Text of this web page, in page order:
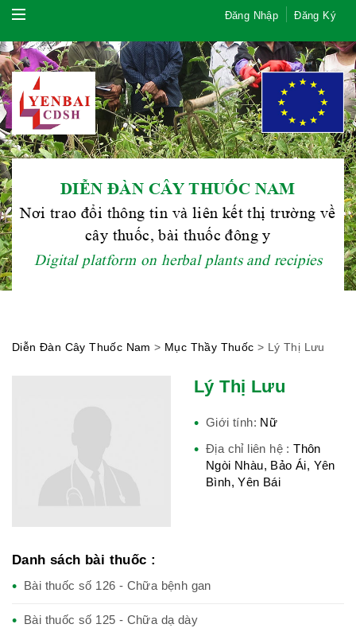
Đăng Nhập Đăng Ký
DIỄN ĐÀN CÂY THUỐC NAM
Nơi trao đổi thông tin và liên kết thị trường về
cây thuốc, bài thuốc đông y
Digital platform on herbal plants and recipies
Diễn Đàn Cây Thuốc Nam > Mục Thầy Thuốc > Lý Thị Lưu
Lý Thị Lưu
Giới tính: Nữ
Địa chỉ liên hệ :Thôn
Ngòi Nhàu, Bảo Ái, Yên
Bình, Yên Bái
Danh sách bài thuốc :
Bài thuốc số 126 - Chữa bệnh gan
Bài thuốc số 125 - Chữa dạ dày
Hội Đông Y TP. Hà Nội
Hiệp hội bệnh viện tư nhân Việt
Nam
Cục quản lý y dược cổ truyền -
Hiệp hội doanh nghiệp dược Việt
Nam